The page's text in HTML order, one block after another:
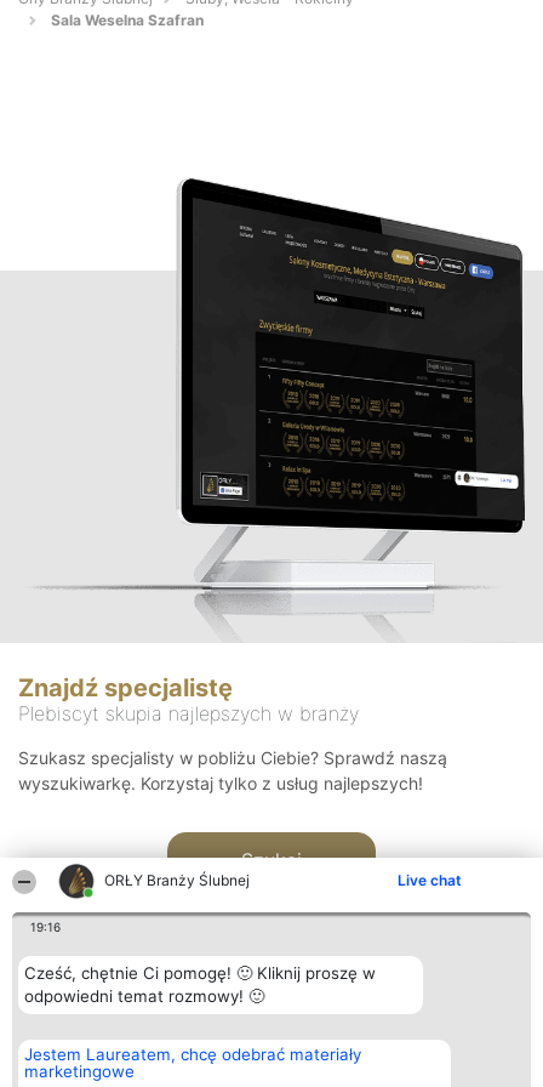
ORŁY Branży Ślubnej Live chat
19:16
Cześć, chętnie Ci pomogę! 🙂 Kliknij proszę w
odpowiedni temat rozmowy! 🙂
Jestem Laureatem, chcę odebrać materiały
marketingowe
Sala Weselna Szafran
Znajdź specjalistę
Plebiscyt skupia najlepszych w branży
Szukasz specjalisty w pobliżu Ciebie? Sprawdź naszą
wyszukiwarkę. Korzystaj tylko z usług najlepszych!
Szukaj
Organizator plebiscytu
Bright Side Solutions sp. z o.
o. sp. k.
Plebiscyt
Laureaci
Kontakt
Kontakt